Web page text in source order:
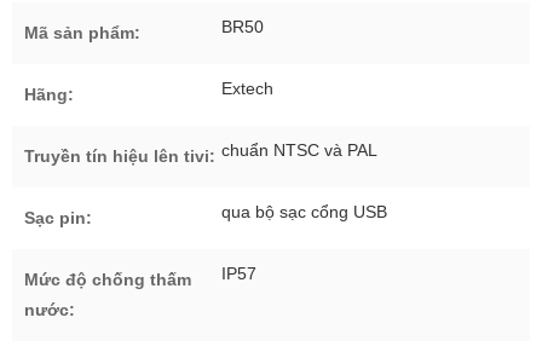
Mã sản phẩm: BR50
Hãng: Extech
Truyền tín hiệu lên tivi: chuẩn NTSC và PAL
Sạc pin: qua bộ sạc cổng USB
Mức độ chống thấm
nước:
IP57